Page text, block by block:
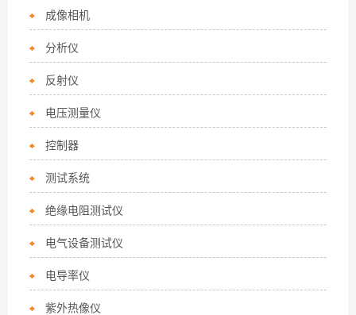
成像相机
分析仪
反射仪
电压测量仪
控制器
测试系统
绝缘电阻测试仪
电气设备测试仪
电导率仪
紫外热像仪